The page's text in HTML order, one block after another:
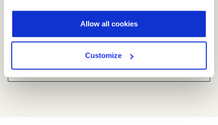
Allow all cookies
Customize
dell'interessato ai sensi degli articoli 15 a 22.”
